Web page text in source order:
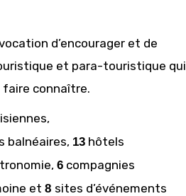
d’encourager et de
et para-touristique qui
connaître.
balnéaires, 13 hôtels
6 compagnies
et 8 sites d’événements